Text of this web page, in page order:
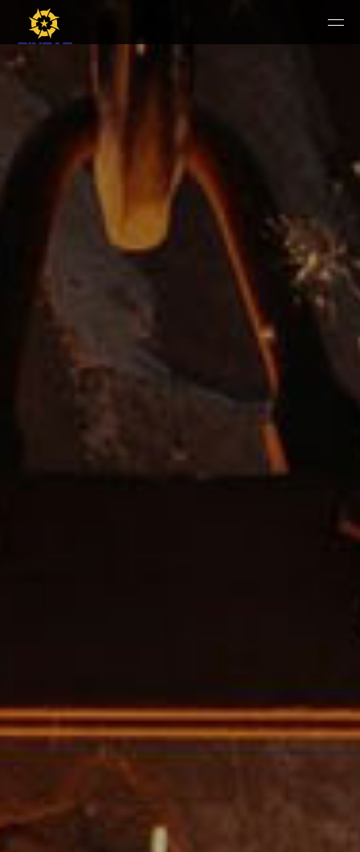
HOME
PERUSAHAAN
RUANG PUBLIK
PRODUK & JASA